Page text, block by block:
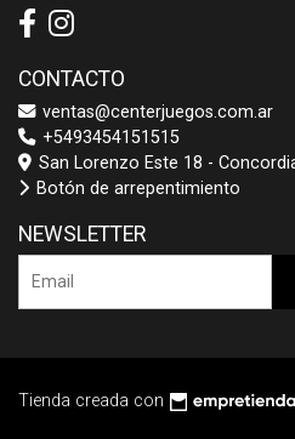
CONTACTO
ventas@centerjuegos.com.ar
+5493454151515
San Lorenzo Este 18 -
Botón de arrepentimiento
NEWSLETTER
Tienda creada con